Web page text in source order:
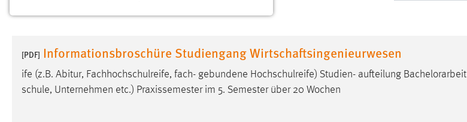
[PDF] Informationsbroschüre Studiengang Wirtschaftsingenieurwesen
ife (z.B. Abitur, Fachhochschulreife, fach- gebundene Hochschulreife) Studien- aufteilung Bachelorarbeit
schule, Unternehmen etc.) Praxissemester im 5. Semester über 20 Wochen
Website erforderlich.
Einverständnis